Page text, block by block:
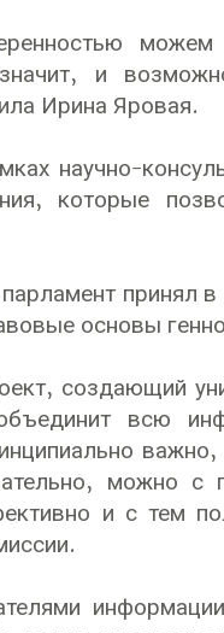
можем
и
Ирина Яровая.
научно-
которые
принял
основы
создающий
всю
можно с
и с тем